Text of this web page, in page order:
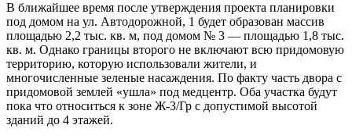
В ближайшее время после утверждения проекта планировки
под домом на ул. Автодорожной, 1 будет образован массив
площадью 2,2 тыс. кв. м, под домом № 3 — площадью 1,8 тыс.
кв. м. Однако границы второго не включают всю придомовую
территорию, которую использовали жители, и
многочисленные зеленые насаждения. По факту часть двора с
придомовой землей «ушла» под медцентр. Оба участка будут
пока что относиться к зоне Ж-3/Гр с допустимой высотой
зданий до 4 этажей.